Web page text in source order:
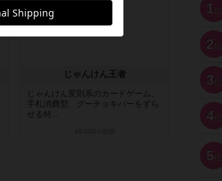
じゃんけん王者
じゃんけん変則系のカードゲーム。
手札消費型、グーチョキパーをずら
せる特...
1 位
2 位
3 位
4位
5 位